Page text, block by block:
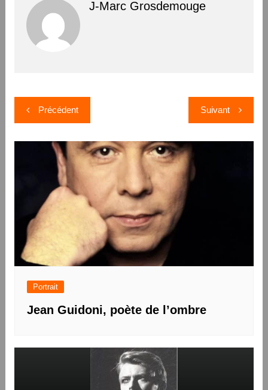
J-Marc Grosdemouge
Navigation
de
l’article
Précédent Suivant
Portrait
Jean Guidoni, poète de l’ombre